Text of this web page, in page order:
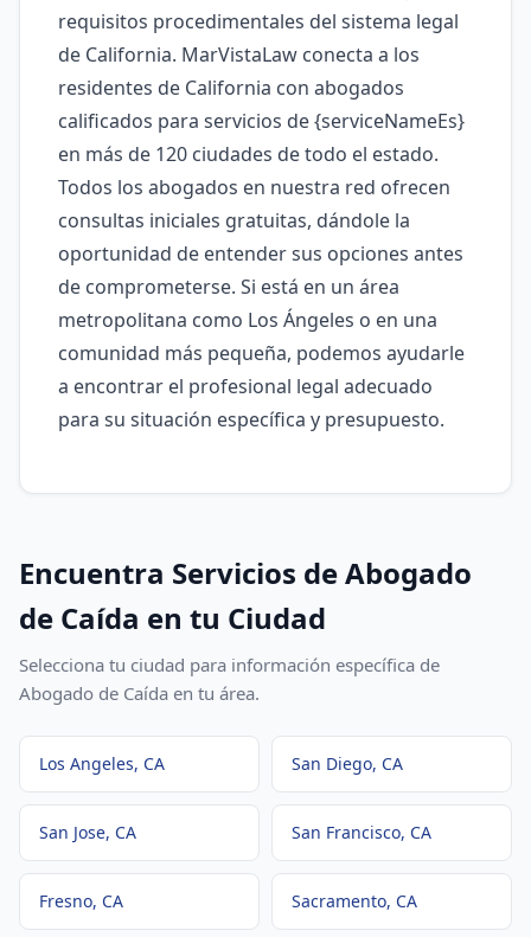
requisitos procedimentales del sistema legal
de California. MarVistaLaw conecta a los
residentes de California con abogados
calificados para servicios de {serviceNameEs}
en más de 120 ciudades de todo el estado.
Todos los abogados en nuestra red ofrecen
consultas iniciales gratuitas, dándole la
oportunidad de entender sus opciones antes
de comprometerse. Si está en un área
metropolitana como Los Ángeles o en una
comunidad más pequeña, podemos ayudarle
a encontrar el profesional legal adecuado
para su situación específica y presupuesto.
Encuentra Servicios deAbogado
de Caída en tu Ciudad
Selecciona tu ciudad para información específica de
Abogado de Caída en tu área.
Los Angeles, CA San Diego, CA
San Jose, CA San Francisco, CA
Fresno, CA Sacramento, CA